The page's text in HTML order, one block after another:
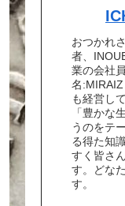
おつかれ
者、
業の会社
名
も経営し
「豊かな
うのをテ
る得た知
すく皆さ
す。どな
す。